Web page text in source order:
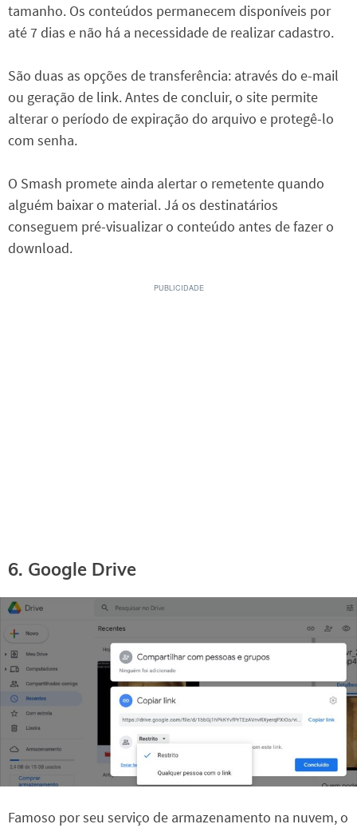
tamanho. Os conteúdos permanecem disponíveis por
até 7 dias e não há a necessidade de realizar cadastro.
São duas as opções de transferência: através do e-mail
ou geração de link. Antes de concluir, o site permite
alterar o período de expiração do arquivo e protegê-lo
com senha.
O Smash promete ainda alertar o remetente quando
alguém baixar o material. Já os destinatários
conseguem pré-visualizar o conteúdo antes de fazer o
download.
6. Google Drive
Famoso por seu serviço de armazenamento na nuvem, o